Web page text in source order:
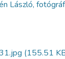
László,
(155.51